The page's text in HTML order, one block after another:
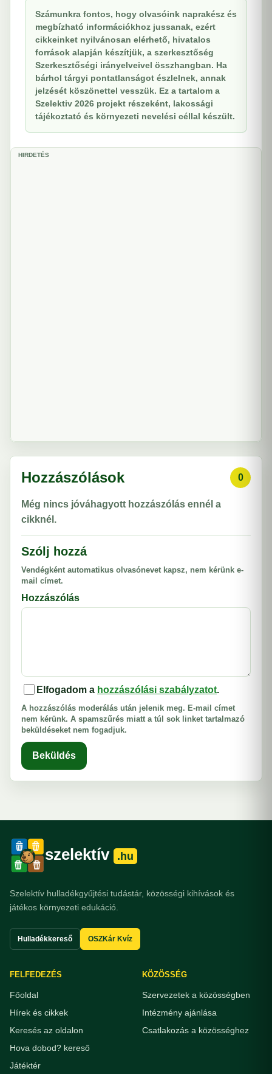
Számunkra fontos, hogy olvasóink naprakész és
megbízható információkhoz jussanak, ezért
cikkeinket nyilvánosan elérhető, hivatalos
források alapján készítjük, a szerkesztőség
Szerkesztőségi irányelveivel összhangban. Ha
bárhol tárgyi pontatlanságot észlelnek, annak
jelzését köszönettel vesszük. Ez a tartalom a
Szelektiv 2026 projekt részeként, lakossági
tájékoztató és környezeti nevelési céllal készült.
HIRDETÉS
Hozzászólások 0
Még nincs jóváhagyott hozzászólás ennél a
cikknél.
Szólj hozzá
Vendégként automatikus olvasónevet kapsz, nem kérünk e-
mail címet.
Hozzászólás
Elfogadom a hozzászólási szabályzatot.
A hozzászólás moderálás után jelenik meg. E-mail címet
nem kérünk. A spamszűrés miatt a túl sok linket tartalmazó
beküldéseket nem fogadjuk.
Beküldés
szelektív .hu
Szelektív hulladékgyűjtési tudástár, közösségi kihívások és
játékos környezeti edukáció.
Hulladékkereső OSZKár Kvíz
FELFEDEZÉS
Főoldal
Hírek és cikkek
Keresés az oldalon
Hova dobod? kereső
Játéktér
KÖZÖSSÉG
Szervezetek a közösségben
Intézmény ajánlása
Csatlakozás a közösséghez